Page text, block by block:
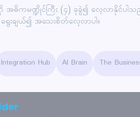
ားကို အဓိကမဏ္ဍိုင်ကြီး (၄) ခုခွဲ၍ လေ့လာနိုင်
ရွေးချယ်၍ အသေးစိတ်လေ့လာပါ။
Integration Hub AI Brain The